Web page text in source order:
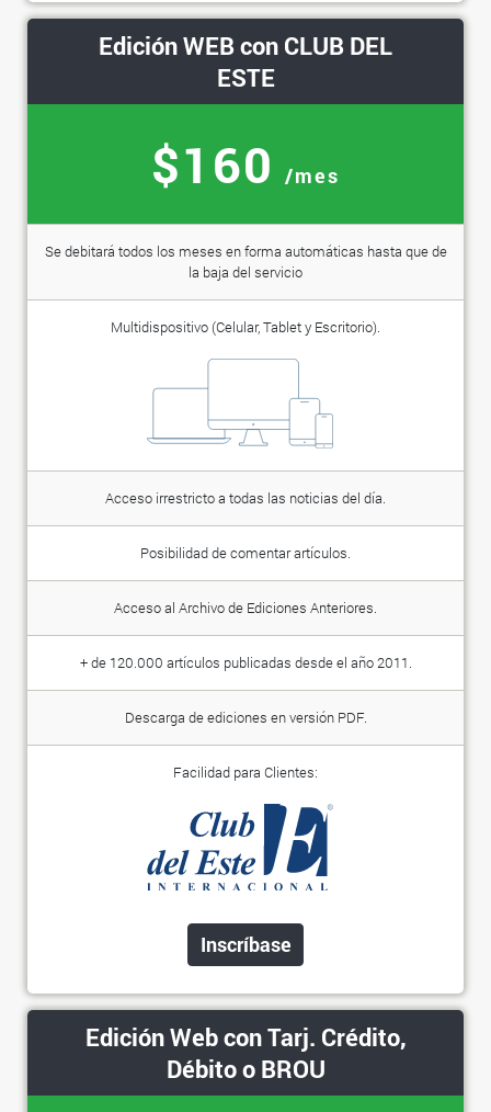
Edición WEB con CLUB DEL
ESTE
$160 /mes
Se debitará todos los meses en forma automáticas hasta que de
la baja del servicio
Multidispositivo (Celular, Tablet y Escritorio).
Acceso irrestricto a todas las noticias del día.
Posibilidad de comentar artículos.
Acceso al Archivo de Ediciones Anteriores.
+ de 120.000 artículos publicadas desde el año 2011.
Descarga de ediciones en versión PDF.
Facilidad para Clientes:
Inscríbase
Edición Web con Tarj. Crédito,
Débito o BROU